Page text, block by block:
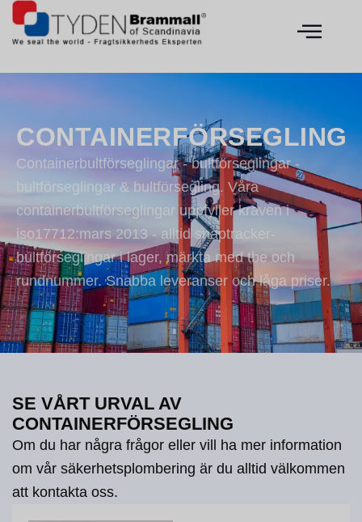
CONTAINERFÖRSEGLING
Containerbultförseglingar - bultförseglingar -
bultförseglingar & bultförsegling. Våra
containerbultförseglingar uppfyller kraven i
iso17712:mars 2013 - alltid snaptracker-
bultförseglingar i lager, märkta med tbe och
rundnummer. Snabba leveranser och låga priser.
SE VÅRT URVAL AV
CONTAINERFÖRSEGLING
Om du har några frågor eller vill ha mer information
om vår säkerhetsplombering är du alltid välkommen
att kontakta oss.